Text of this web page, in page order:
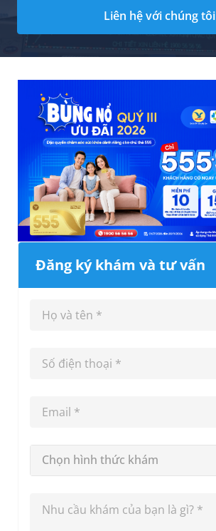
Liên hệ với chúng tôi
Đăng ký khám và tư vấn
Chọn hình thức khám